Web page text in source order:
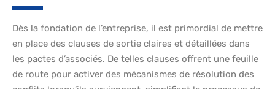
Dès la fondation de l’entreprise, il est primordial de mettre
en place des clauses de sortie claires et détaillées dans
les pactes d’associés. De telles clauses offrent une feuille
de route pour activer des mécanismes de résolution des